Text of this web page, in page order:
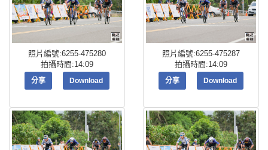
照片編號:6255-475280
拍攝時間:14:09
分享 Download
照片編號:6255-475287
拍攝時間:14:09
分享 Download